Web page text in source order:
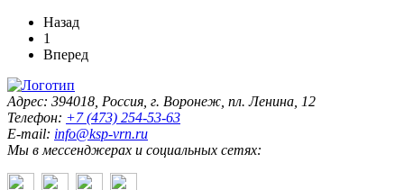
Назад
1
Вперед
Адрес: 394018, Россия, г. Воронеж, пл. Ленина, 12
Телефон: +7 (473) 254-53-63
E-mail: info@ksp-vrn.ru
Мы в мессенджерах и социальных сетях: